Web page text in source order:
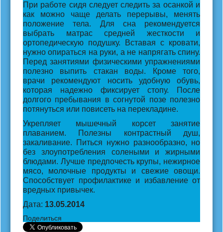
При работе сидя следует следить за осанкой и
как можно чаще делать перерывы, менять
положение тела. Для сна рекомендуется
выбрать матрас средней жесткости и
ортопедическую подушку. Вставая с кровати,
нужно опираться на руки, а не напрягать спину.
Перед занятиями физическими упражнениями
полезно выпить стакан воды. Кроме того,
врачи рекомендуют носить удобную обувь,
которая надежно фиксирует стопу. После
долгого пребывания в согнутой позе полезно
потянуться или повисеть на перекладине.
Укрепляет мышечный корсет занятие
плаванием. Полезны контрастный душ,
закаливание. Питься нужно разнообразно, но
без злоупотребления солеными и жирными
блюдами. Лучше предпочесть крупы, нежирное
мясо, молочные продукты и свежие овощи.
Способствует профилактике и избавление от
вредных привычек.
Дата: 13.05.2014
Поделиться